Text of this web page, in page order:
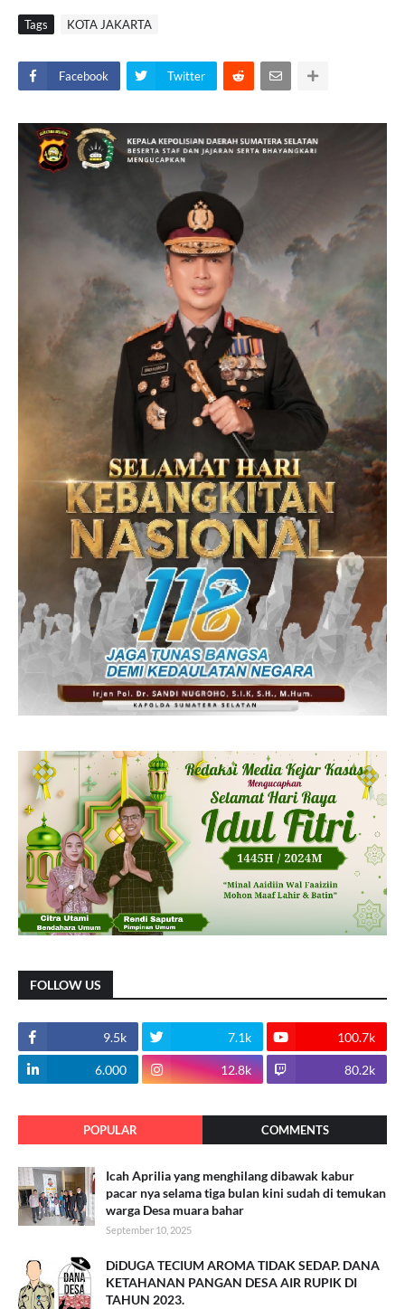
Tags KOTA JAKARTA
Facebook Twitter
FOLLOW US
9.5k 7.1k 100.7k
6.000 12.8k 80.2k
POPULAR COMMENTS
Icah Aprilia yang menghilang dibawak kabur
pacar nya selama tiga bulan kini sudah di temukan
warga Desa muara bahar
September 10, 2025
DiDUGA TECIUM AROMA TIDAK SEDAP. DANA
KETAHANAN PANGAN DESA AIR RUPIK DI
TAHUN 2023.